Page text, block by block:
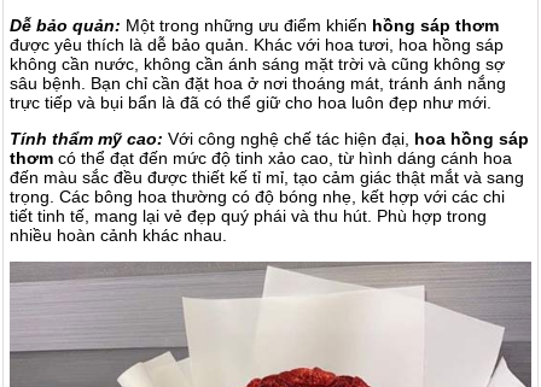
Dễ bảo quản: Một trong những ưu điểm khiến hồng sáp thơm
được yêu thích là dễ bảo quản. Khác với hoa tươi, hoa hồng sáp
không cần nước, không cần ánh sáng mặt trời và cũng không sợ
sâu bệnh. Bạn chỉ cần đặt hoa ở nơi thoáng mát, tránh ánh nắng
trực tiếp và bụi bẩn là đã có thể giữ cho hoa luôn đẹp như mới.
Tính thẩm mỹ cao: Với công nghệ chế tác hiện đại, hoa hồng sáp
thơm có thể đạt đến mức độ tinh xảo cao, từ hình dáng cánh hoa
đến màu sắc đều được thiết kế tỉ mỉ, tạo cảm giác thật mắt và sang
trọng. Các bông hoa thường có độ bóng nhẹ, kết hợp với các chi
tiết tinh tế, mang lại vẻ đẹp quý phái và thu hút. Phù hợp trong
nhiều hoàn cảnh khác nhau.